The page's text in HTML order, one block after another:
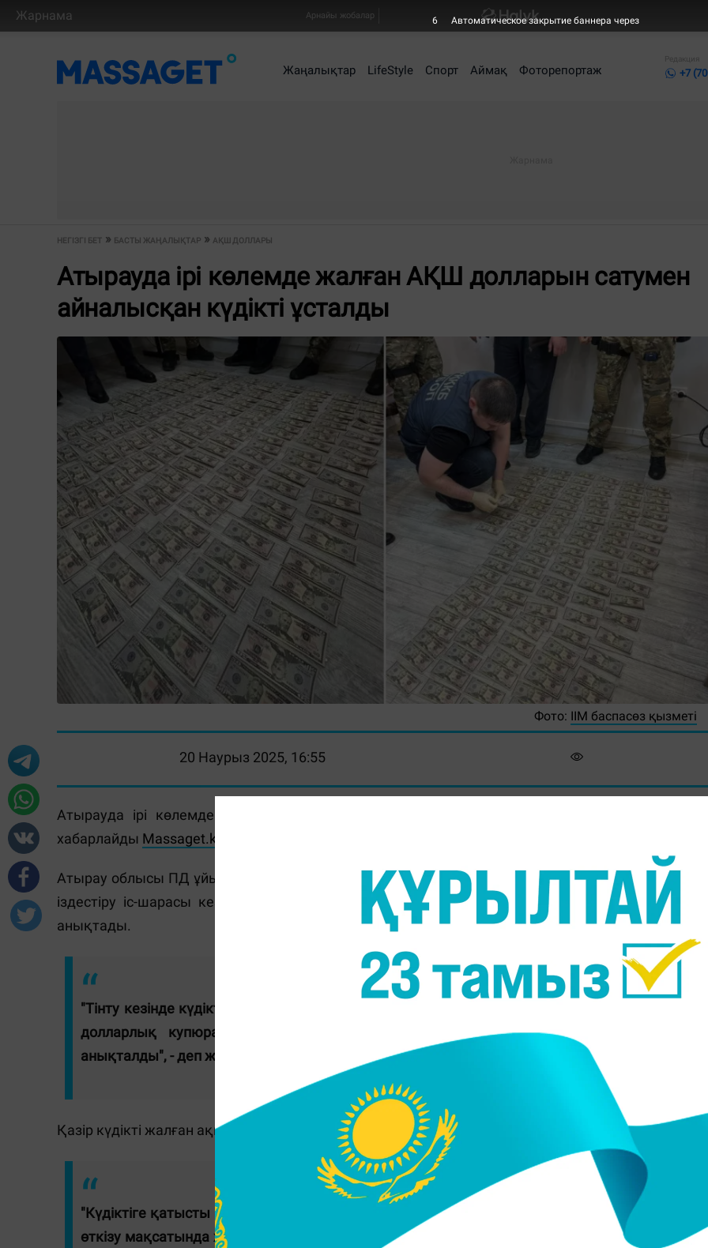
Жарнама Арнайы жобалар
Жаңалықтар LifeStyle Спорт Аймақ Фоторепортаж
Редакция
+7
НЕГІЗГІ БЕТ БАСТЫ ЖАҢАЛЫҚТАР АҚШ ДОЛЛАРЫ
Атырауда ірі көлемде жалған АҚШ долларын сатумен
айналысқан күдікті ұсталды
Фото: ІІМ баспасөз қызметі
20 Наурыз 2025, 16:55
Атырауда ірі көлемде жалған АҚШ долларын сатумен айналысқан күдікті ұсталды, - деп
хабарлайды Massaget.kz
Атырау облысы ПД ұйымдасқан қылмысқа қарсы күрес басқармасының қызметкерлері жедел
іздестіру іс-шарасы кезінде 50 АҚШ долларын сатумен айналысқан 24 жастағы ер адамды
анықтады.
"Тінту кезінде күдіктіден жалпы сомасы 8 750 АҚШ доллары болатын 175 дана жалған 50
долларлық купюра тәркіленді. Оның шет мемлекеттерден көлік әкеліп, сататыны
анықталды", - деп жазылған хабарламада.
Қазір күдікті жалған ақшаны қайдан алғаны және қайда өткізбек болғаны тексеріліп жатыр.
"Күдіктіге қатысты (Шетел валютасын немесе шетел валютасындағы бағалы қағаздарды
өткізу мақсатында жасау немесе сақтау, өткізу бойынша) қылмыстық іс тіркеліп, соталды
5 Автоматическое закрытие баннера через